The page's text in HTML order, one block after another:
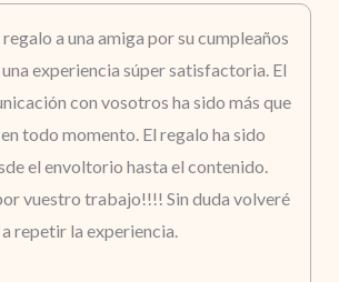
a una amiga por su cumpleaños
experiencia súper satisfactoria. El
con vosotros ha sido más que
todo momento. El regalo ha sido
el envoltorio hasta el contenido.
vuestro trabajo!!!! Sin duda volveré
a repetir la experiencia.